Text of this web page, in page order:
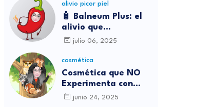
alivio picor piel
🧴 Balneum Plus: el
alivio que
necesitábamos para
julio 06, 2025
cosmética
Cosmética que NO
Experimenta con
Animales
junio 24, 2025